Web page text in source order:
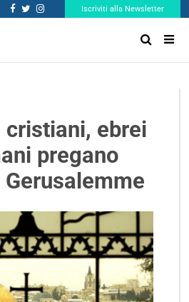
Iscriviti alla Newsletter
cristiani, ebrei
pregano